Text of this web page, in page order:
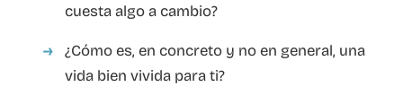
cuesta algo a cambio?
¿Cómo es, en concreto y no en general, una
vida bien vivida para ti?